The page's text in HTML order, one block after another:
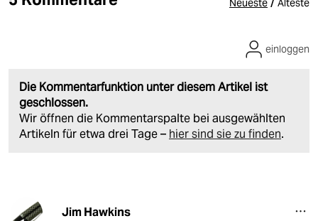
Neueste Älteste
Die Kommentarfunktion unter diesem Artikel ist
geschlossen.
Wir öffnen die Kommentarspalte bei ausgewählten
Artikeln für etwa drei Tage – hier sind sie zu finden.
einloggen
Jim Hawkins